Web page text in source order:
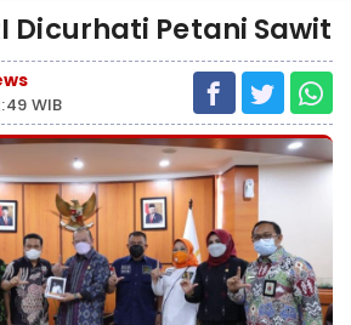
Dicurhati Petani Sawit
WIB